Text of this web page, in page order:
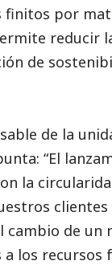
finitos por
reducir
de
de la
“El
la
clientes
cambio de
los